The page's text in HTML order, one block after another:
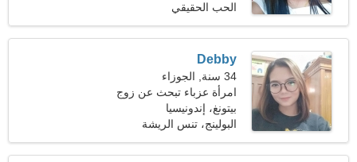
الحب الحقيقي
Debby
34 سنة, الجوزاء
امرأة عزباء تبحث عن زوج
35-42
بيتونغ، إندونيسيا
البولينج، تنس الريشة